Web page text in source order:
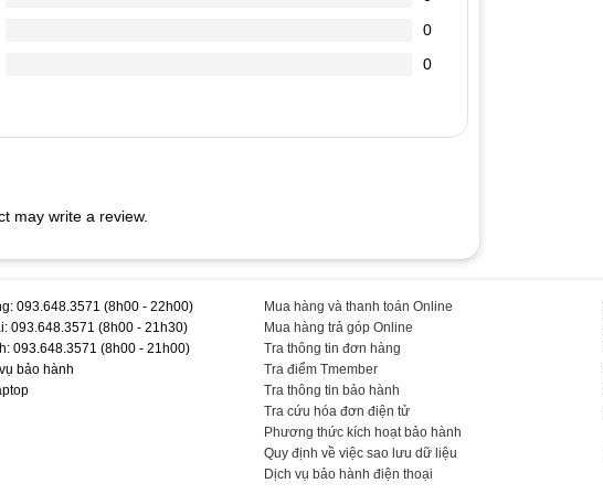
ta nghe tiếng kêu tít tít kéo dài, máy boot vào windown rất chậm.
mở Word ra gõ chữ sẽ thấy.
phím sẽ thu hút lũ kiến đến “cắn phá” bàn phím laptop của
để quét sạch bụi bám dưới các khe phím.
#- #Hàng #Chính #Hãng #T #TEEMO #PC #KEY1250
0
0
may write a review.
093.648.3571 (8h00 - 22h00)
093.648.3571 (8h00 - 21h30)
093.648.3571 (8h00 - 21h00)
bảo hành
Mua hàng và thanh toán Online
Mua hàng trả góp Online
Tra thông tin đơn hàng
Tra điểm Tmember
Tra thông tin bảo hành
Tra cứu hóa đơn điện tử
Phương thức kích hoạt bảo hành
Quy định về việc sao lưu dữ liệu
Dịch vụ bảo hành điện thoại